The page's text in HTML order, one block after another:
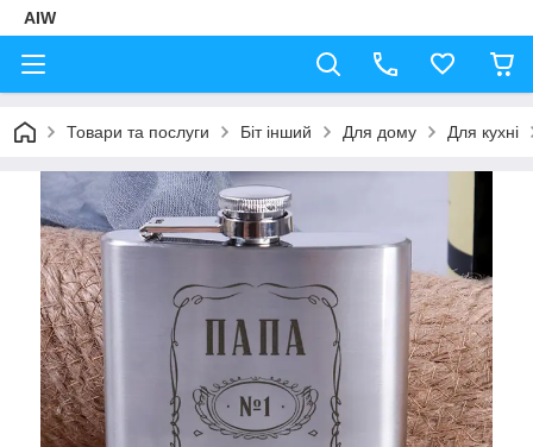
AIW
Товари та послуги Біт інший Для дому Для кухні